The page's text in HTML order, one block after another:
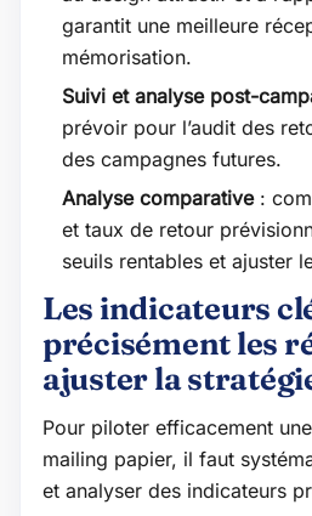
garantit une meilleure
mémorisation.
Suivi et analyse post-
prévoir pour l’audit des
des campagnes futures.
Analyse comparative:
et taux de retour
seuils rentables et ajuster
Les indicateurs
précisément les
ajuster la
Pour piloter efficacement
mailing papier, il faut
et analyser des indicateurs